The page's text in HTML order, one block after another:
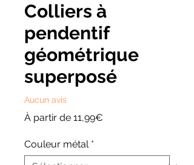
Colliers à
pendentif
géométrique
superposé
Aucun avis
À partir de 11,99€
Couleur métal *